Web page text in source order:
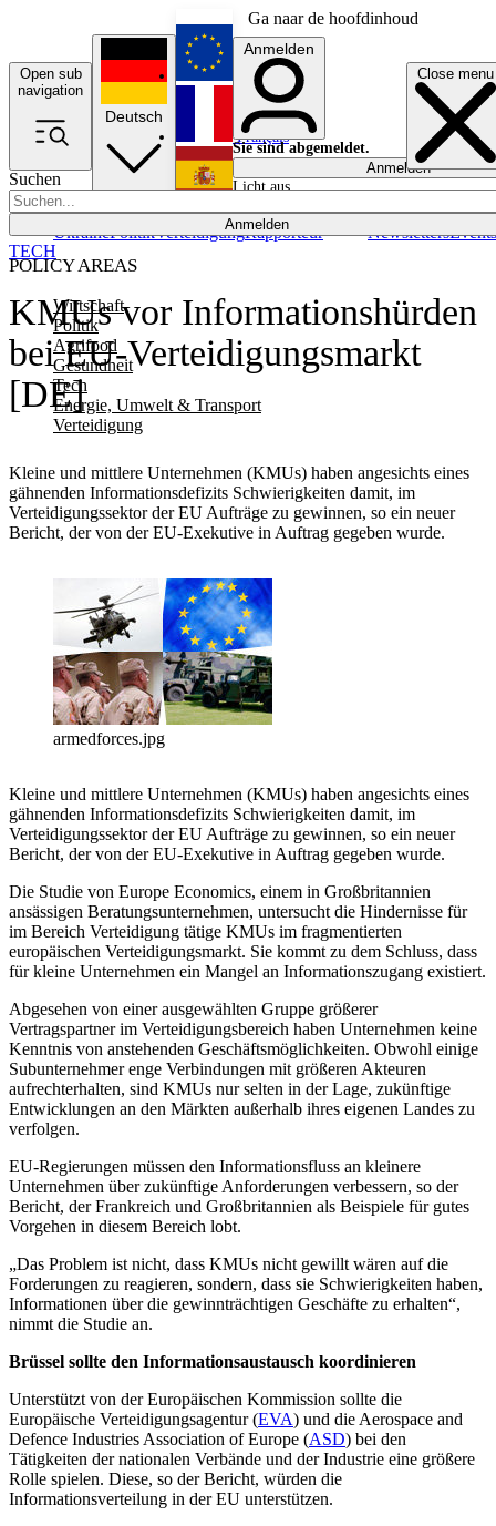
Ga naar de hoofdinhoud
Open sub
navigation
Close menu
Suchen
Anmelden
POLICY AREAS
Wirtschaft
Politik
Agrifood
Gesundheit
Tech
Energie, Umwelt & Transport
Verteidigung
UkrainePolitikVerteidigungRapporteur NewslettersEvents
Deutsch
English
Français
Anmelden
Sie sind abgemeldet.
Anmelden
Licht aus
KMUs vor Informationshürden
bei EU-Verteidigungsmarkt
[DE]
Kleine und mittlere Unternehmen (KMUs) haben angesichts eines
gähnenden Informationsdefizits Schwierigkeiten damit, im
Verteidigungssektor der EU Aufträge zu gewinnen, so ein neuer
Bericht, der von der EU-Exekutive in Auftrag gegeben wurde.
TECH
armedforces.jpg
Kleine und mittlere Unternehmen (KMUs) haben angesichts eines
gähnenden Informationsdefizits Schwierigkeiten damit, im
Verteidigungssektor der EU Aufträge zu gewinnen, so ein neuer
Bericht, der von der EU-Exekutive in Auftrag gegeben wurde.
Die Studie von Europe Economics, einem in Großbritannien
ansässigen Beratungsunternehmen, untersucht die Hindernisse für
im Bereich Verteidigung tätige KMUs im fragmentierten
europäischen Verteidigungsmarkt. Sie kommt zu dem Schluss, dass
für kleine Unternehmen ein Mangel an Informationszugang existiert.
Abgesehen von einer ausgewählten Gruppe größerer
Vertragspartner im Verteidigungsbereich haben Unternehmen keine
Kenntnis von anstehenden Geschäftsmöglichkeiten. Obwohl einige
Subunternehmer enge Verbindungen mit größeren Akteuren
aufrechterhalten, sind KMUs nur selten in der Lage, zukünftige
Entwicklungen an den Märkten außerhalb ihres eigenen Landes zu
verfolgen.
EU-Regierungen müssen den Informationsfluss an kleinere
Unternehmen über zukünftige Anforderungen verbessern, so der
Bericht, der Frankreich und Großbritannien als Beispiele für gutes
Vorgehen in diesem Bereich lobt.
„Das Problem ist nicht, dass KMUs nicht gewillt wären auf die
Forderungen zu reagieren, sondern, dass sie Schwierigkeiten haben,
Informationen über die gewinnträchtigen Geschäfte zu erhalten“,
nimmt die Studie an.
Brüssel sollte den Informationsaustausch koordinieren
Unterstützt von der Europäischen Kommission sollte die
Europäische Verteidigungsagentur (EVA) und die Aerospace and
Defence Industries Association of Europe (ASD) bei den
Tätigkeiten der nationalen Verbände und der Industrie eine größere
Rolle spielen. Diese, so der Bericht, würden die
Informationsverteilung in der EU unterstützen.